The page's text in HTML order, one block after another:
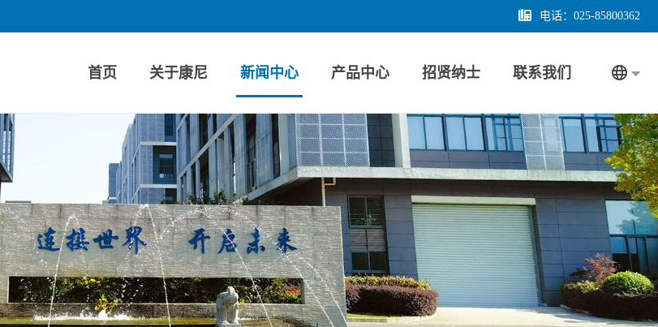
电话：025-85800362
首页 关于康尼 新闻中心 产品中心 招贤纳士 联系我们